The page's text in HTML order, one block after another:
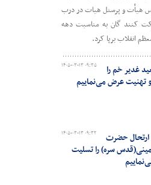
هیأت و پرسنل هیات در درب
کنند گان به مناسبت دهه
انقلاب برپا کرد.
۱۴۰۵-۰۳-۱۳ ۰۹:۳۵
غدیر خم را
تهنیت عرض می‌نماییم
۱۴۰۵-۰۳-۱۳ ۰۹:۳۲
ارتحال حضرت
سره) را تسلیت